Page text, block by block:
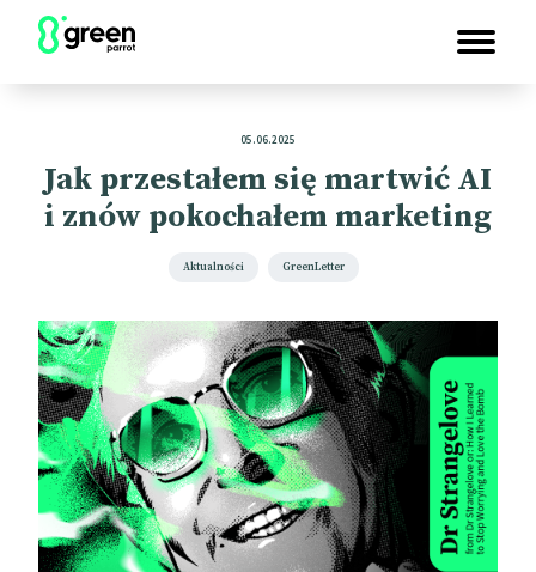
05.06.2025
Jak przestałem się martwić AI
i znów pokochałem marketing
Aktualności GreenLetter